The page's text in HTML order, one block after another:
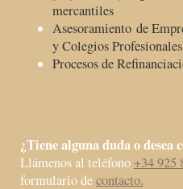
mercantiles
Asesoramiento de
y Colegios Profesionales
Procesos de
¿Tiene alguna duda o desea
Llámenos al teléfono+34 925
formulario decontacto.